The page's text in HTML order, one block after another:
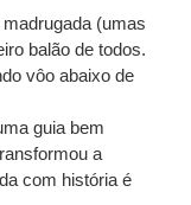
(umas
balão de todos.
vôo abaixo de
guia bem
a
com história é